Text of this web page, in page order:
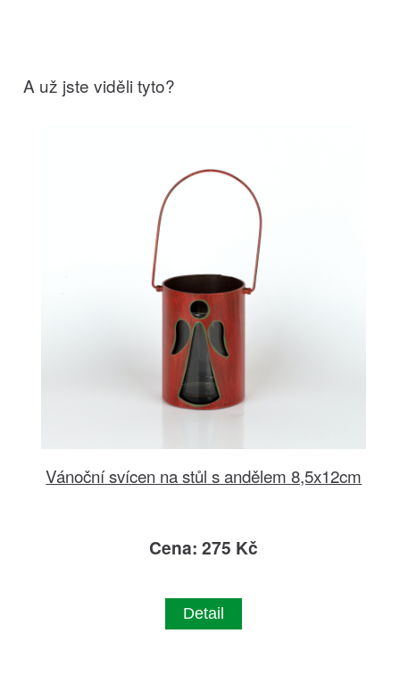
A už jste viděli tyto?
Vánoční svícen na stůl s andělem 8,5x12cm
Cena: 275 Kč
Detail